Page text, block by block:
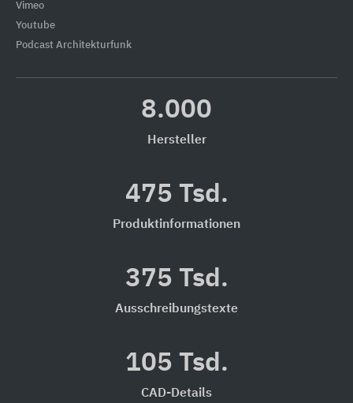
Vimeo
Youtube
Podcast Architekturfunk
8.000
Hersteller
475 Tsd.
Produktinformationen
375 Tsd.
Ausschreibungstexte
105 Tsd.
CAD-Details